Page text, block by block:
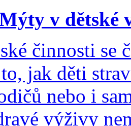
v dětské
činnosti se
jak děti
nebo i
výživy